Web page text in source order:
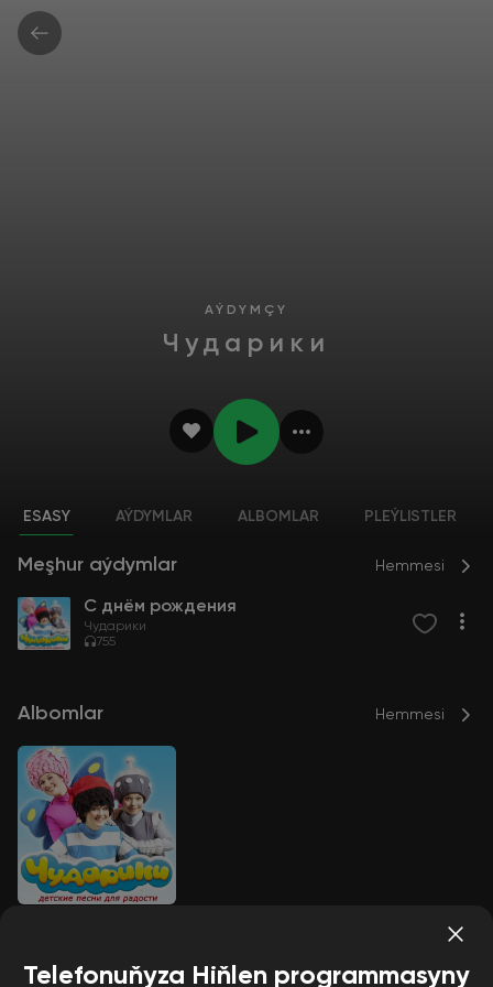
AÝDYMÇY
Чударики
ESASY AÝDYMLAR ALBOMLAR PLEÝLISTLER
Meşhur aýdymlar Hemmesi
С днём рождения
Чударики
755
Albomlar Hemmesi
Telefonuňyza Hiňlen programmasyny